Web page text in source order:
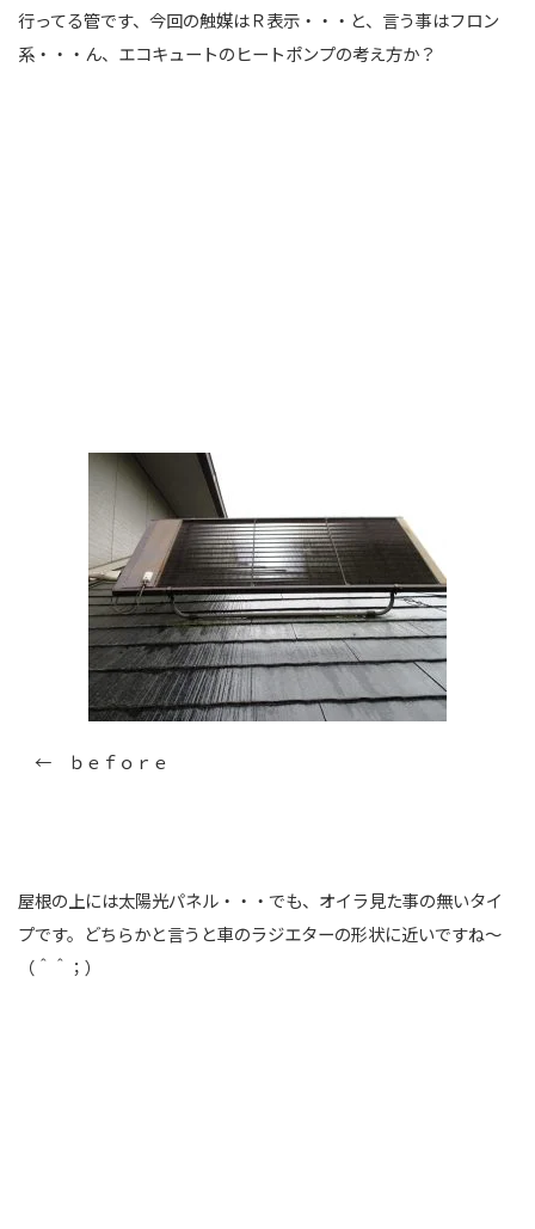
行ってる管です、今回の触媒はＲ表示・・・と、言う事はフロン
系・・・ん、エコキュートのヒートポンプの考え方か？
← ｂｅｆｏｒｅ
屋根の上には太陽光パネル・・・でも、オイラ見た事の無いタイ
プです。どちらかと言うと車のラジエターの形状に近いですね～
（＾＾；）